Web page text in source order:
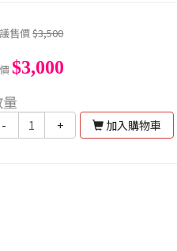
售價$3,500
$3,000
- + 加入購物車